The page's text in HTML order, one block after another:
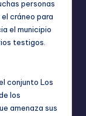
personas
cráneo para
el municipio
testigos.
conjunto Los
los
amenaza sus